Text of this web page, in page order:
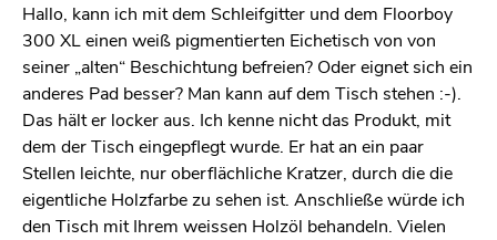
Hallo, kann ich mit dem Schleifgitter und dem Floorboy
300 XL einen weiß pigmentierten Eichetisch von von
seiner „alten“ Beschichtung befreien? Oder eignet sich ein
anderes Pad besser? Man kann auf dem Tisch stehen :-).
Das hält er locker aus. Ich kenne nicht das Produkt, mit
dem der Tisch eingepflegt wurde. Er hat an ein paar
Stellen leichte, nur oberflächliche Kratzer, durch die die
eigentliche Holzfarbe zu sehen ist. Anschließe würde ich
den Tisch mit Ihrem weissen Holzöl behandeln. Vielen